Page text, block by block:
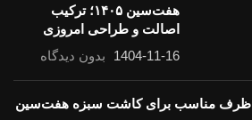
هفت‌سین ۱۴۰۵؛ ترکیب
اصالت و طراحی امروزی
1404-11-16
بدون دیدگاه
ظرف مناسب برای کاشت سبزه هفت‌سین